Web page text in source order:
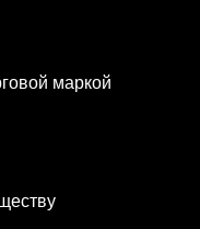
маркой